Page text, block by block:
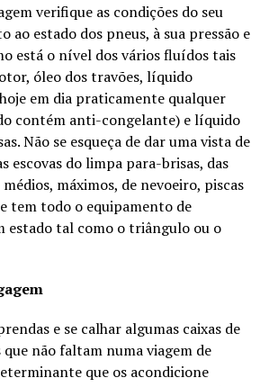
verifique as condições do seu
ao estado dos pneus, à sua pressão e
está o nível dos vários fluídos tais
óleo dos travões, líquido
em dia praticamente qualquer
contém anti-congelante) e líquido
Não se esqueça de dar uma vista de
escovas do limpa para-brisas, das
máximos, de nevoeiro, piscas
tem todo o equipamento de
estado tal como o triângulo ou o
e se calhar algumas caixas de
não faltam numa viagem de
que os acondicione